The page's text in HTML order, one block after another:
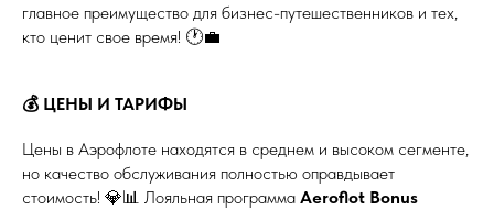
главное преимущество для бизнес-путешественников и тех,
кто ценит свое время! 🕐💼
💰 ЦЕНЫ И ТАРИФЫ
Цены в Аэрофлоте находятся в среднем и высоком сегменте,
но качество обслуживания полностью оправдывает
стоимость! 💎📊 Лояльная программа Aeroflot Bonus